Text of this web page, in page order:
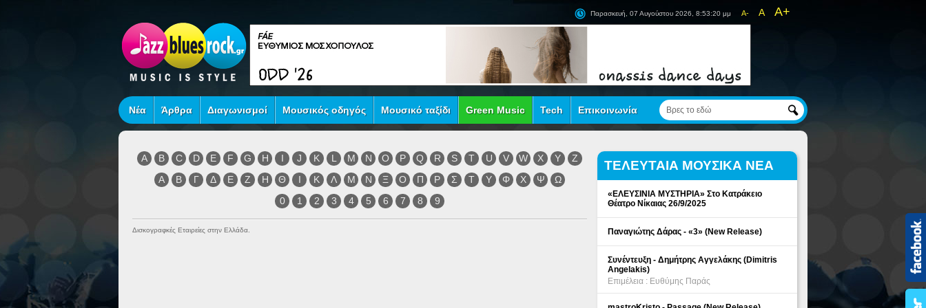
A- A A+
Παρασκευή, 07 Αυγούστου 2026, 8:53:20 μμ
Νέα Άρθρα Διαγωνισμοί Μουσικός οδηγός Μουσικό ταξίδι Green Music Tech Επικοινωνία
A B C D E F G H I J K L M N O P Q R S T U V W X Y
Z
Α
Β Γ Δ Ε Ζ Η Θ Ι Κ Λ Μ Ν Ξ Ο Π Ρ Σ Τ Υ Φ Χ Ψ
Ω
0
1 2 3 4 5 6 7 8 9
Δισκογραφκές Εταιρείες στην Ελλάδα.
ΤΕΛΕΥΤΑΙΑ ΜΟΥΣΙΚΑ ΝΕΑ
«ΕΛΕΥΣΙΝΙΑ ΜΥΣΤΗΡΙΑ» Στο Κατράκειο
Θέατρο Νίκαιας 26/9/2025
Παναγιώτης Δάρας - «3» (New Release)
Συνέντευξη - Δημήτρης Αγγελάκης (Dimitris
Angelakis)
Επιμέλεια : Ευθύμης Παράς